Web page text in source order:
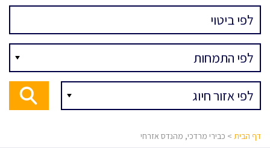
דף הבית > כבירי מרדכי, מהנדס אזרחי